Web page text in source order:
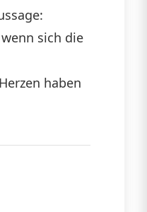
sich die
haben